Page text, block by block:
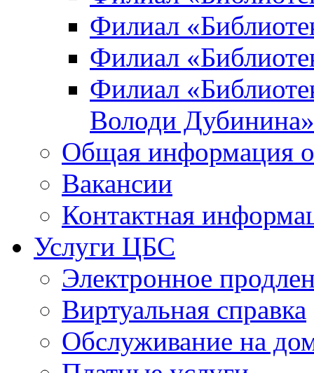
Филиал
Филиал
Филиал
Володи Дубинина»
Общая информация
Вакансии
Контактная
Услуги ЦБС
Электронное
Виртуальная справка
Обслуживание на